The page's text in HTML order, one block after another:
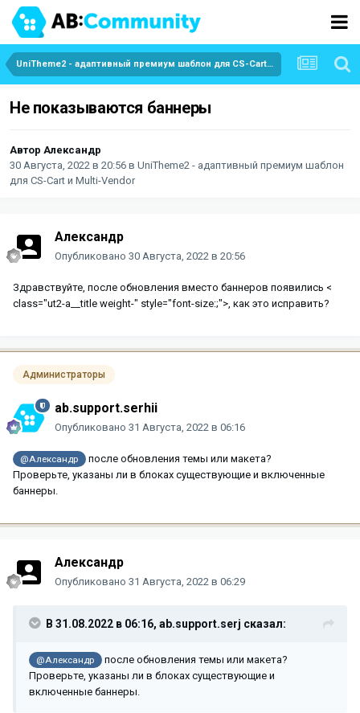
UniTheme2 - адаптивный премиум шаблон для CS-Cart и Multi-Vendor
Не показываются баннеры
Автор Александр
30 Августа, 2022 в 20:56 в UniTheme2 - адаптивный премиум шаблон
для CS-Cart и Multi-Vendor
Александр
Опубликовано 30 Августа, 2022 в 20:56
Здравствуйте, после обновления вместо баннеров появились <
class="ut2-a__title weight-" style="font-size:;">, как это исправить?
Администраторы
ab.support.serhii
Опубликовано 31 Августа, 2022 в 06:16
@Александр
после обновления темы или макета?
Проверьте, указаны ли в блоках существующие и включенные
баннеры.
Александр
Опубликовано 31 Августа, 2022 в 06:29
В 31.08.2022 в 06:16, ab.support.serj сказал:
@Александр
после обновления темы или макета?
Проверьте, указаны ли в блоках существующие и
включенные баннеры.